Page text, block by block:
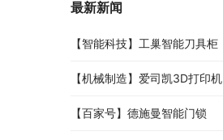
最新新闻
【智能科技】工巢智能刀具柜
【机械制造】爱司凯3D打印机
【百家号】德施曼智能门锁